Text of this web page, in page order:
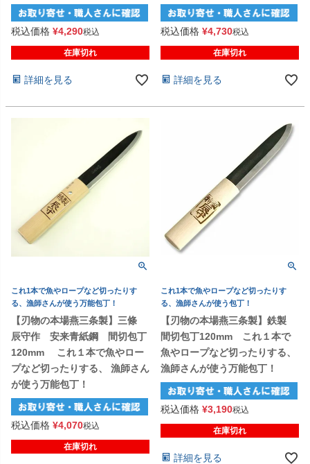
税込価格 ¥4,290税込
在庫切れ
詳細を見る
税込価格 ¥4,730税込
在庫切れ
詳細を見る
これ1本で魚やロープなど切ったりす
る、漁師さんが使う万能包丁！
【刃物の本場燕三条製】三條
辰守作 安来青紙鋼 間切包丁
120mm これ１本で魚やロー
プなど切ったりする、 漁師さん
が使う万能包丁！
税込価格 ¥4,070税込
在庫切れ
これ1本で魚やロープなど切ったりす
る、漁師さんが使う包丁！
【刃物の本場燕三条製】鉄製
間切包丁120mm これ１本で
魚やロープなど切ったりする、
漁師さんが使う万能包丁！
税込価格 ¥3,190税込
在庫切れ
詳細を見る